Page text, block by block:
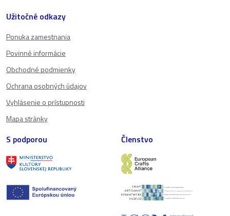
Užitočné odkazy
Ponuka zamestnania
Povinné informácie
Obchodné podmienky
Ochrana osobných údajov
Vyhlásenie o prístupnosti
Mapa stránky
S podporou Členstvo